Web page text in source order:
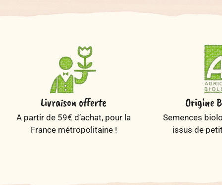
Livraison offerte
A partir de 59€ d’achat, pour la
France métropolitaine !
Origine
Semences
issus de